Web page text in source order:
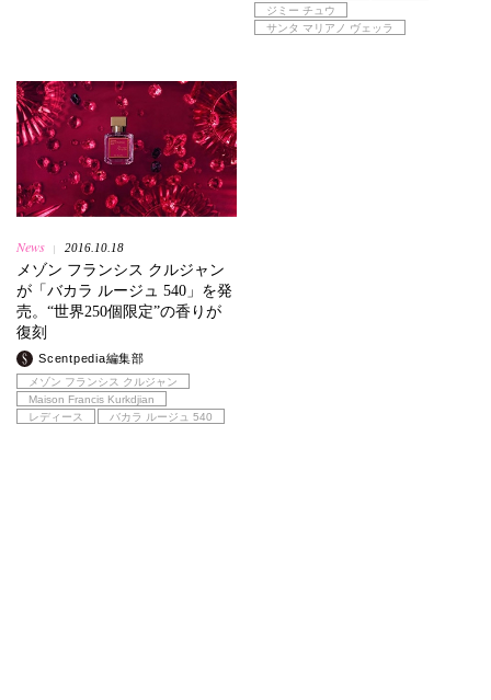
ジミー チュウ
サンタ マリアノ ヴェッラ
News 2016.10.18
メゾン フランシス クルジャン
が「バカラ ルージュ 540」を発
売。“世界250個限定”の香りが
復刻
Scentpedia編集部
メゾン フランシス クルジャン
Maison Francis Kurkdjian
レディース
バカラ ルージュ 540